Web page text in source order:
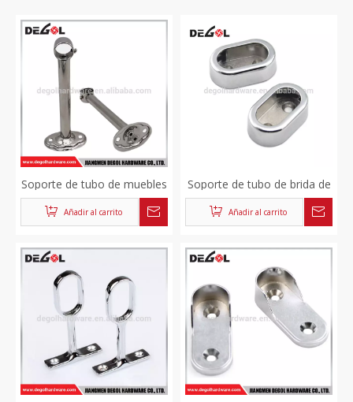
Soporte de tubo de muebles
de armario colgante de
acero inoxidable por mayor
Añadir al carrito
Soporte de tubo de brida de
armario de muebles de
armario de acero inoxidable
Añadir al carrito